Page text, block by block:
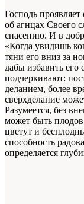
Господь
об агнцах Своего
спасению. И в
«Когда увидишь
тяни его вниз за
дабы избавить его
подчеркивают:
деланием, более
сверхделание
Разумеется, без
может быть
цветут и
способность
определяется